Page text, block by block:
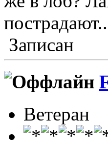
Записан
Ветеран